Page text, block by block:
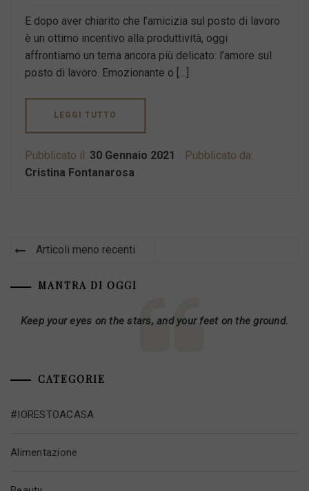
E dopo aver chiarito che l’amicizia sul posto di lavoro
è un ottimo incentivo alla produttività, oggi
affrontiamo un tema ancora più delicato: l’amore sul
posto di lavoro. Emozionante o […]
LEGGI TUTTO
Pubblicato il: 30 Gennaio 2021
Pubblicato da:
Cristina Fontanarosa
Navigazione
Articoli meno recenti
MANTRA DI OGGI
Keep your eyes on the stars, and your feet on the ground.
CATEGORIE
#IORESTOACASA
Alimentazione